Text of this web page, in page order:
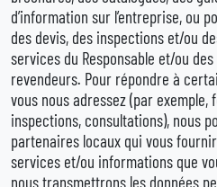
d’information sur l’entreprise, ou
des devis, des inspections et/ou
services du Responsable et/ou
revendeurs. Pour répondre à
vous nous adressez (par exemple,
inspections, consultations), nous
partenaires locaux qui vous
services et/ou informations que
nous transmettrons les données